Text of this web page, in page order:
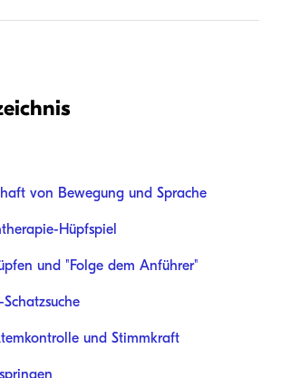
von Bewegung und Sprache
Hüpfspiel
und "Folge dem Anführer"
und Stimmkraft